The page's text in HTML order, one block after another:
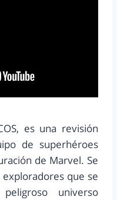
es una revisión
de superhéroes
de Marvel. Se
que se
universo